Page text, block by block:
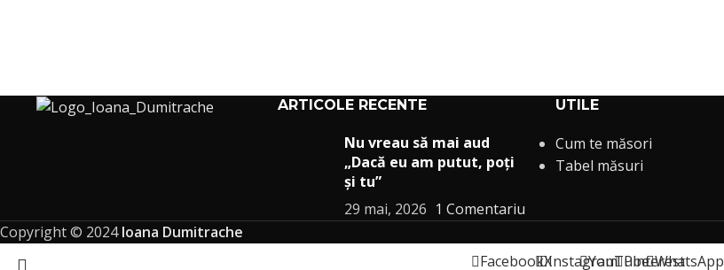
ARTICOLE RECENTE
Nu vreau să mai aud
„Dacă eu am putut, poți
și tu”
29 mai, 2026 1 Comentariu
UTILE
Cum te măsori
Tabel măsuri
Copyright © 2024Ioana Dumitrache
FacebookXInstagramYouTubePinterestWhatsApp